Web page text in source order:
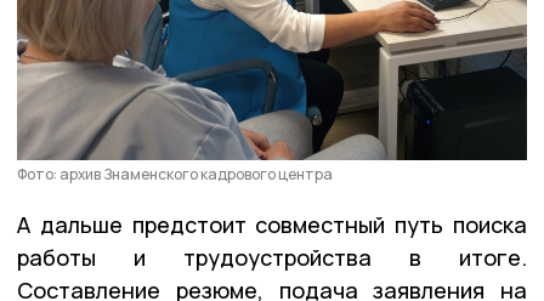
Фото: архив Знаменского кадрового центра
А дальше предстоит совместный путь поиска
работы и трудоустройства в итоге.
Составление резюме, подача заявления на